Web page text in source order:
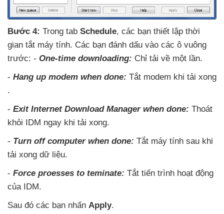
Bước 4: Trong tab Schedule, các bạn thiết lập thời
gian tắt máy tính. Các bạn đánh dấu vào các ô vuông
trước: - One-time downloading: Chỉ tải về một lần.
- Hang up modem when done: Tắt modem khi tải xong
.
- Exit Internet Download Manager when done: Thoát
khỏi IDM ngay khi tải xong.
- Turn off computer when done: Tắt máy tính sau khi
tải xong dữ liệu.
- Force proesses to teminate: Tắt tiến trình hoạt động
của IDM.
Sau đó các bạn nhấn Apply.